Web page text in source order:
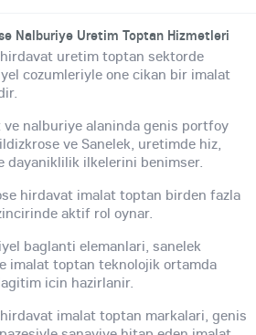
Nalburiye Uretim Toptan Hizmetleri
hirdavat uretim toptan sektorde
cozumleriyle one cikan bir imalat
ve nalburiye alaninda genis portfoy
ve Sanelek, uretimde hiz,
dayaniklilik ilkelerini benimser.
hirdavat imalat toptan birden fazla
aktif rol oynar.
baglanti elemanlari, sanelek
imalat toptan teknolojik ortamda
icin hazirlanir.
imalat toptan markalari, genis